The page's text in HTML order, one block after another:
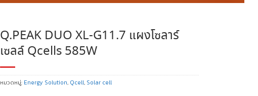
Q.PEAK DUO XL-G11.7 แผงโซลาร์
เซลล์ Qcells 585W
หมวดหมู่: Energy Solution, Qcell, Solar cell